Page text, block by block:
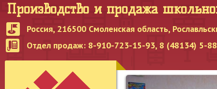
Россия, 216500 Смоленская область,
Отдел продаж: 8-910-723-15-93, 8 (48134) 5-
Производство и продажа